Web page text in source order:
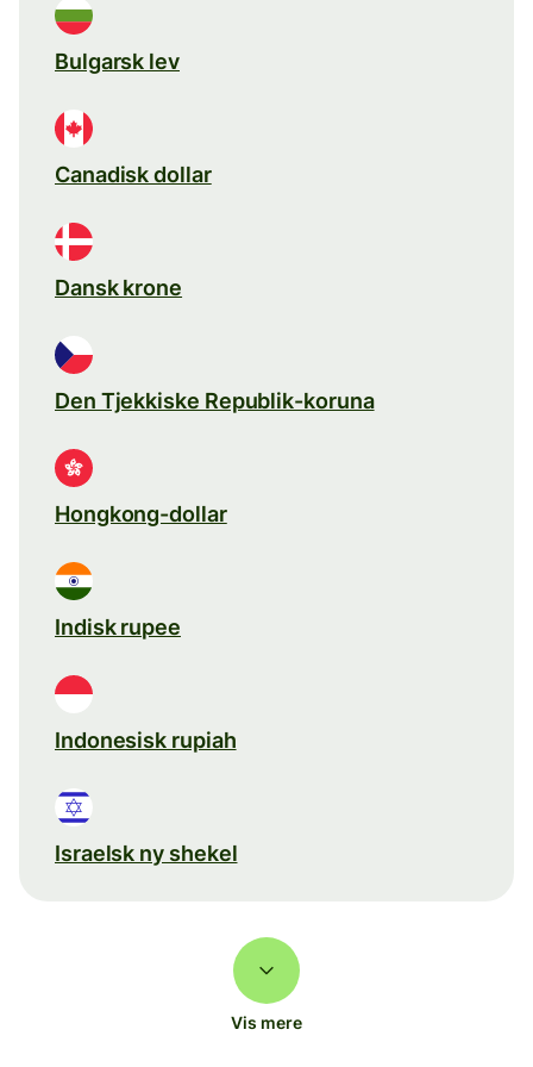
Bulgarsk lev
Canadisk dollar
Dansk krone
Den Tjekkiske Republik-koruna
Hongkong-dollar
Indisk rupee
Indonesisk rupiah
Israelsk ny shekel
Vis mere